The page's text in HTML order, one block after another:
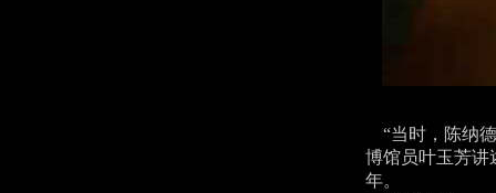
“当时，陈纳
博馆员叶玉芳讲
年。